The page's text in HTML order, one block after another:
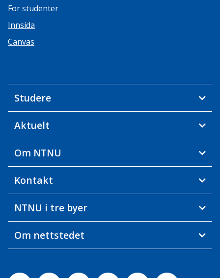
For studenter
Innsida
Canvas
Studere
Aktuelt
Om NTNU
Kontakt
NTNU i tre byer
Om nettstedet